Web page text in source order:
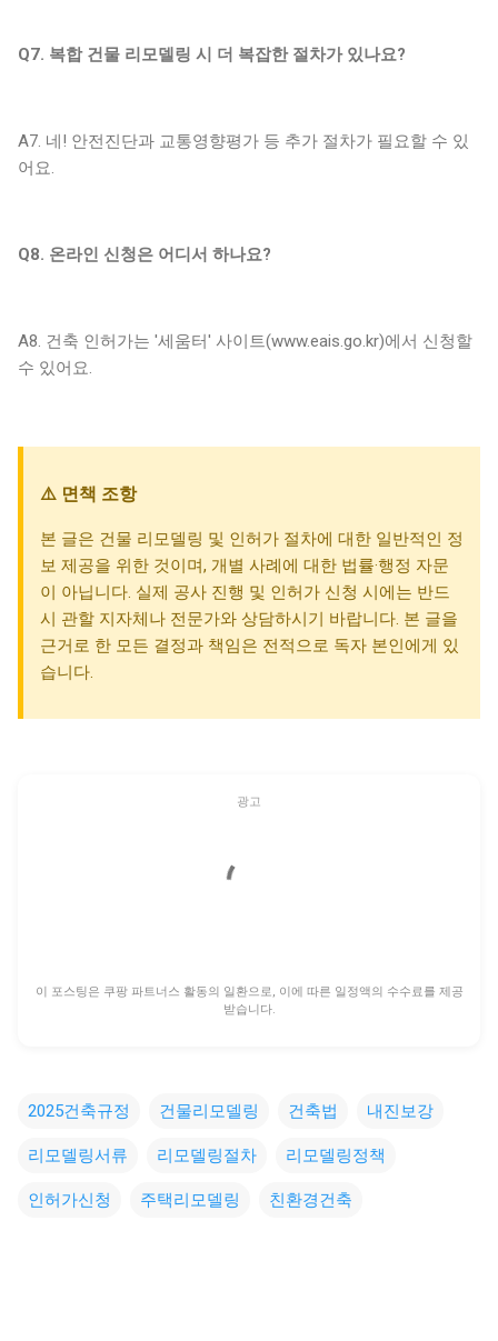
Q7. 복합 건물 리모델링 시 더 복잡한 절차가 있나요?
A7. 네! 안전진단과 교통영향평가 등 추가 절차가 필요할 수 있
어요.
Q8. 온라인 신청은 어디서 하나요?
A8. 건축 인허가는 '세움터' 사이트(www.eais.go.kr)에서 신청할
수 있어요.
⚠️ 면책 조항
본 글은 건물 리모델링 및 인허가 절차에 대한 일반적인 정
보 제공을 위한 것이며, 개별 사례에 대한 법률·행정 자문
이 아닙니다. 실제 공사 진행 및 인허가 신청 시에는 반드
시 관할 지자체나 전문가와 상담하시기 바랍니다. 본 글을
근거로 한 모든 결정과 책임은 전적으로 독자 본인에게 있
습니다.
광고
이 포스팅은 쿠팡 파트너스 활동의 일환으로, 이에 따른 일정액의 수수료를 제공
받습니다.
2025건축규정 건물리모델링 건축법 내진보강
리모델링서류 리모델링절차 리모델링정책
인허가신청 주택리모델링 친환경건축